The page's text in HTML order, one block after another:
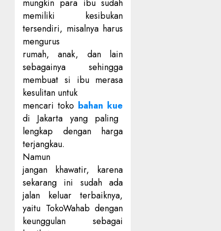
mungkin para ibu sudah
memiliki kesibukan
tersendiri, misalnya harus
mengurus
rumah, anak, dan lain
sebagainya sehingga
membuat si ibu merasa
kesulitan untuk
mencaritoko bahan kue
di Jakarta yang paling
lengkap dengan harga
terjangkau.
Namun
jangan khawatir, karena
sekarang ini sudah ada
jalan keluar terbaiknya,
yaitu TokoWahab dengan
keunggulan sebagai